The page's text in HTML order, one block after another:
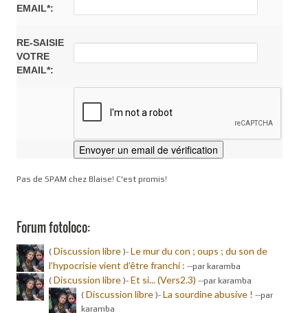
EMAIL*:
RE-SAISIE
VOTRE
EMAIL*:
Pas de SPAM chez Blaise! C'est promis!
Forum fotoloco:
( Discussion libre )- Le mur du con ; oups ; du son de
l’hypocrisie vient d’être franchi : --par karamba
( Discussion libre )- Et si... (Vers2.3) --par karamba
( Discussion libre )- La sourdine abusive ! --par
karamba